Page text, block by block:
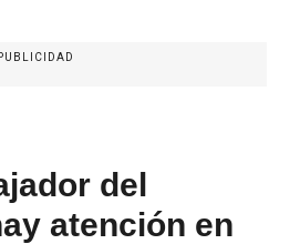
PUBLICIDAD
del
atención en